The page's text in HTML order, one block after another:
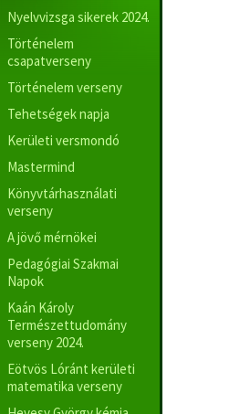
Nyelvvizsga sikerek 2024.
Történelem
csapatverseny
Történelem verseny
Tehetségek napja
Kerületi versmondó
Mastermind
Könyvtárhasználati
verseny
A jövő mérnökei
Pedagógiai Szakmai
Napok
Kaán Károly
Természettudomány
verseny 2024.
Eötvös Lóránt kerületi
matematika verseny